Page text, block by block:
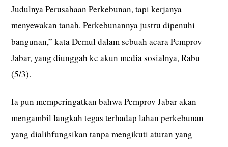
Judulnya Perusahaan Perkebunan, tapi kerjanya
menyewakan tanah. Perkebunannya justru dipenuhi
bangunan,” kata Demul dalam sebuah acara Pemprov
Jabar, yang diunggah ke akun media sosialnya, Rabu
(5/3).
Ia pun memperingatkan bahwa Pemprov Jabar akan
mengambil langkah tegas terhadap lahan perkebunan
yang dialihfungsikan tanpa mengikuti aturan yang